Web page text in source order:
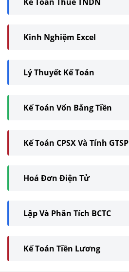
Kinh Nghiệm Excel
Lý Thuyết Kế Toán
Kế Toán Vốn Bằng Tiền
Kế Toán CPSX Và Tính GTSP
Hoá Đơn Điện Tử
Lập Và Phân Tích BCTC
Kế Toán Tiền Lương